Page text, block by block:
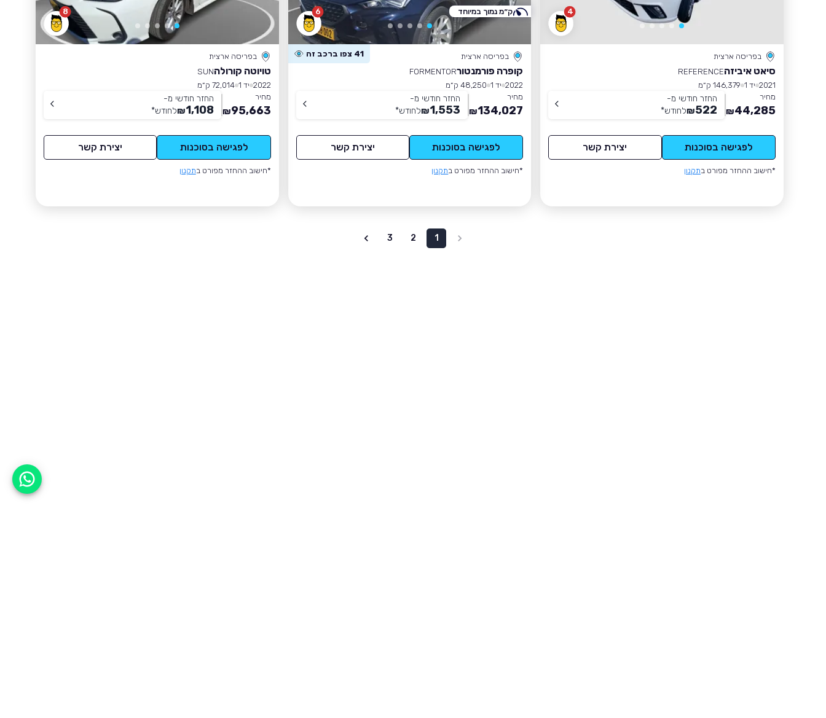
4
בפריסה ארצית
סיאט איביזהREFERENCE
2021 יד 1
146,379 ק״מ
מחיר
44,285
₪
החזר חודשי מ-
522
₪לחודש*
לפגישה בסוכנות יצירת קשר
*חישוב ההחזר מפורט בתקנון
6
בפריסה ארצית 41 צפו ברכב זה
קופרה פורמנטורFORMENTOR
2022 יד 1
48,250 ק״מ
מחיר
134,027
₪
החזר חודשי מ-
1,553
₪לחודש*
לפגישה בסוכנות יצירת קשר
*חישוב ההחזר מפורט בתקנון
ק״מ נמוך במיוחד 8
בפריסה ארצית
טויוטה קורולהSUN
2022 יד 1
72,014 ק״מ
מחיר
95,663
₪
החזר חודשי מ-
1,108
₪לחודש*
לפגישה בסוכנות יצירת קשר
*חישוב ההחזר מפורט בתקנון
1
2
3
אפשר לעזור?